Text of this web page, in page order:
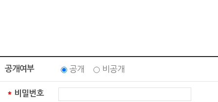
공개여부 공개 비공개
* 비밀번호